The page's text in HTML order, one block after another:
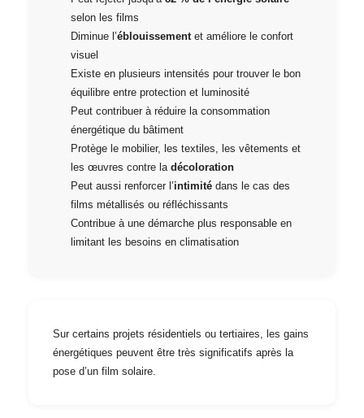
selon les films
Diminue l’éblouissementet améliore le confort
visuel
Existe en plusieurs intensités pour trouver le bon
équilibre entre protection et luminosité
Peut contribuer à réduire la consommation
énergétique du bâtiment
Protège le mobilier, les textiles, les vêtements et
les œuvres contre la décoloration
Peut aussi renforcer l’intimité dans le cas des
films métallisés ou réfléchissants
Contribue à une démarche plus responsable en
limitant les besoins en climatisation
Sur certains projets résidentiels ou tertiaires, les gains
énergétiques peuvent être très significatifs après la
pose d’un film solaire.